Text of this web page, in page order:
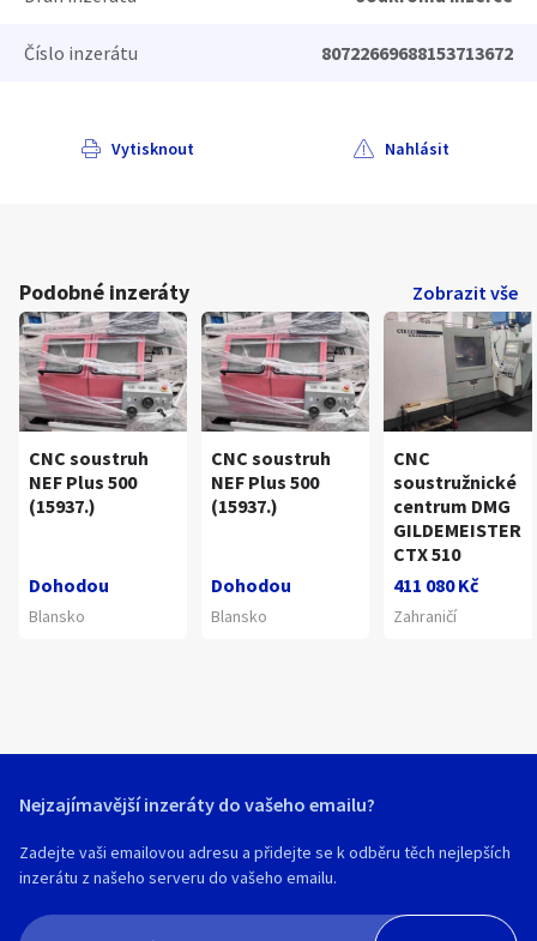
Číslo inzerátu 80722669688153713672
Vytisknout Nahlásit
Podobné inzeráty Zobrazit vše
CNC soustruh
NEF Plus 500
(15937.)
Dohodou
Blansko
CNC soustruh
NEF Plus 500
(15937.)
Dohodou
Blansko
CNC
soustružnické
centrum DMG
GILDEMEISTER
CTX 510
411 080 Kč
Zahraničí
Nejzajímavější inzeráty do vašeho emailu?
Zadejte vaši emailovou adresu a přidejte se k odběru těch nejlepších
inzerátu z našeho serveru do vašeho emailu.